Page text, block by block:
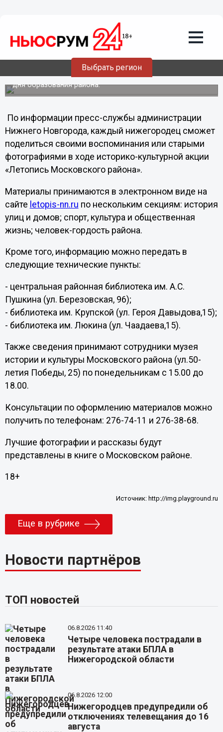
Выбрать регион
Каждый нижегородец сможет принять
участие в создании истории
Московского района
Историко-культурная акция приурочена к 45-летию со
дня образования района.
По информации пресс-службы администрации
Нижнего Новгорода, каждый нижегородец сможет
поделиться своими воспоминания или старыми
фотографиями в ходе историко-культурной акции
«Летопись Московского района».
Материалы принимаются в электронном виде на
сайте letopis-nn.ru по нескольким секциям: история
улиц и домов; спорт, культура и общественная
жизнь; человек-гордость района.
Кроме того, информацию можно передать в
следующие технические пункты:
- центральная районная библиотека им. А.С.
Пушкина (ул. Березовская, 96);
- библиотека им. Крупской (ул. Героя Давыдова,15);
- библиотека им. Люкина (ул. Чаадаева,15).
Также сведения принимают сотрудники музея
истории и культуры Московского района (ул.50-
летия Победы, 25) по понедельникам с 15.00 до
18.00.
Консультации по оформлению материалов можно
получить по телефонам: 276-74-11 и 276-38-68.
Лучшие фотографии и рассказы будут
представлены в книге о Московском районе.
18+
Источник: http://img.playground.ru
Еще в рубрике
Новости партнёров
ТОП новостей
06.8.2026 11:40
Четыре человека пострадали в
результате атаки БПЛА в
Нижегородской области
06.8.2026 12:00
Нижегородцев предупредили об
отключениях телевещания до 16
августа